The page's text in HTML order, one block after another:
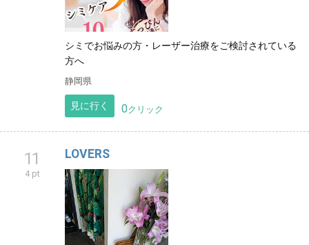
シミでお悩みの方・レーザー治療をご検討されている
方へ
静岡県
見に行く 0クリック
11
4 pt
LOVERS